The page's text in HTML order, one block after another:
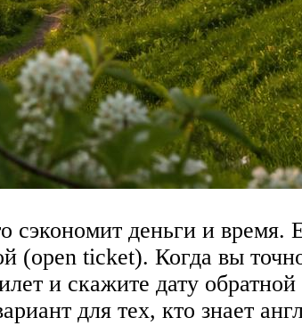
деньги и время.
ticket). Когда вы точно
и скажите дату
для тех, кто знает